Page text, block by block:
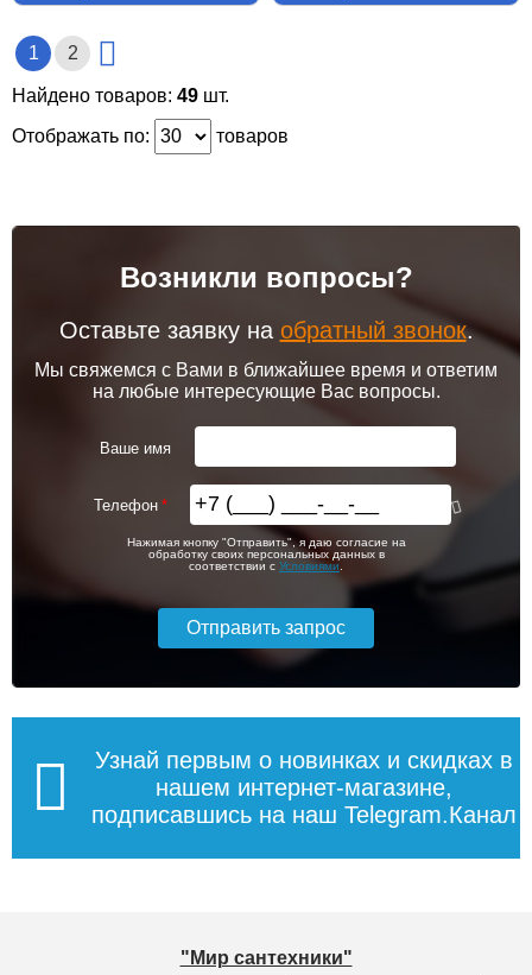
1 2
Найдено товаров: 49 шт.
Отображать по:
товаров
Возникли вопросы?
Оставьте заявку на обратный звонок.
Мы свяжемся с Вами в ближайшее время и ответим
на любые интересующие Вас вопросы.
Ваше имя
Телефон
Нажимая кнопку "Отправить", я даю согласие на
обработку своих персональных данных в
соответствии с Условиями
Узнай первым о новинках и скидках в
нашем интернет-магазине,
подписавшись на наш Telegram.Канал
"Мир сантехники"